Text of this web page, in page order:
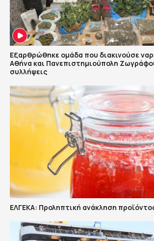
Εξαρθρώθηκε ομάδα που διακινούσε
Αθήνα και Πανεπιστημιούπολη
συλλήψεις
ΕΛΓΕΚΑ: Προληπτική ανάκληση